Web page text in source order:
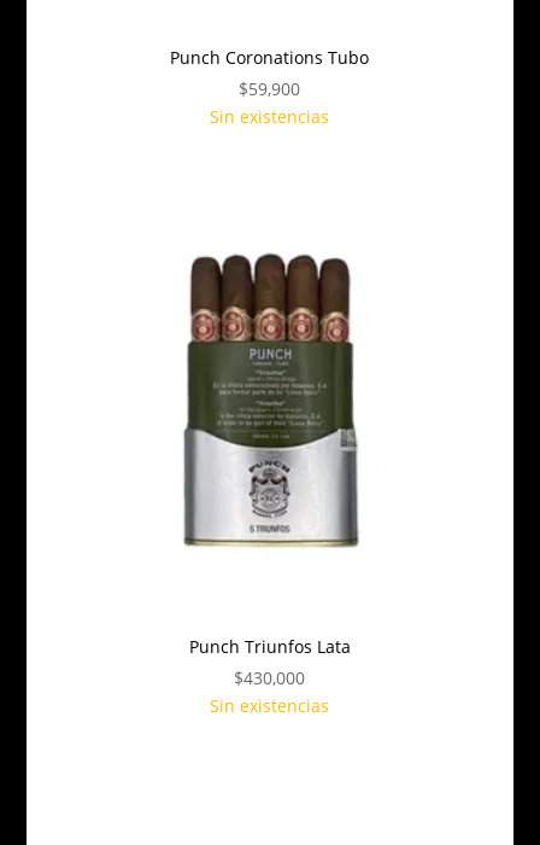
Punch Coronations Tubo
$59,900
Sin existencias
Punch Triunfos Lata
$430,000
Sin existencias